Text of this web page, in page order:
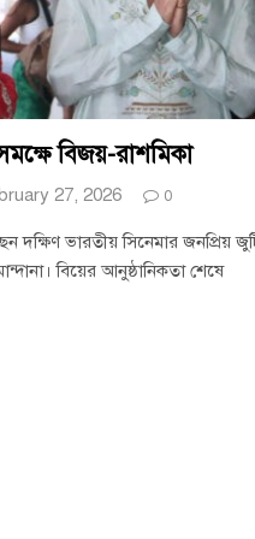
বিজয়-রাশমিকা
27, 2026 0
দক্ষিণ ভারতীয় সিনেমার জনপ্রিয়
বিয়ের আনুষ্ঠানিকতা শেষে